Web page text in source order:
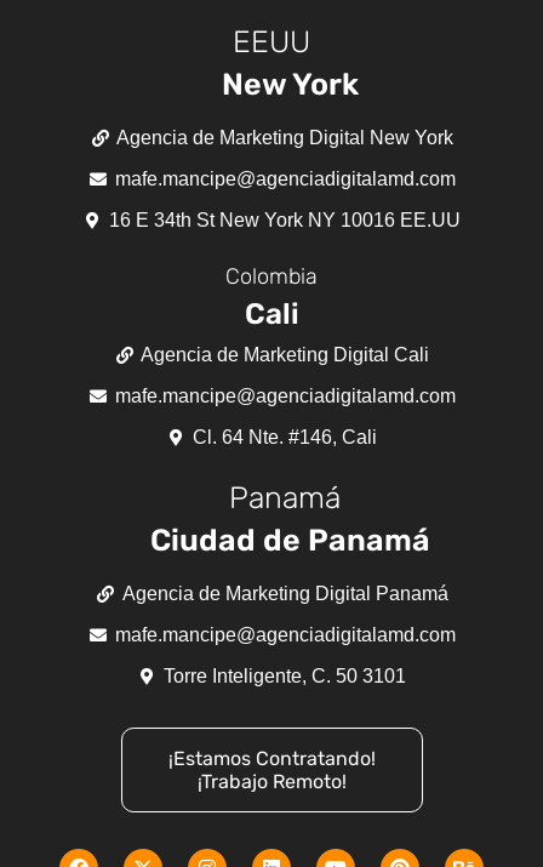
EEUU
New York
Agencia de Marketing Digital New York
mafe.mancipe@agenciadigitalamd.com
16 E 34th St New York NY 10016 EE.UU
Colombia
Cali
Agencia de Marketing Digital Cali
mafe.mancipe@agenciadigitalamd.com
Cl. 64 Nte. #146, Cali
Panamá
Ciudad de Panamá
Agencia de Marketing Digital Panamá
mafe.mancipe@agenciadigitalamd.com
Torre Inteligente, C. 50 3101
¡Estamos Contratando!
¡Trabajo Remoto!